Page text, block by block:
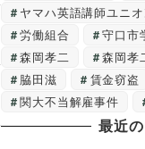
ヤマハ英語講師ユニオ
労働組合
守口市
森岡孝二
森岡孝
脇田滋
賃金窃盗
関大不当解雇事件
最近